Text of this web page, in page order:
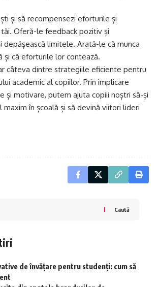
și să recompensezi eforturile și
Oferă-le feedback pozitiv și
depășească limitele. Arată-le că munca
și că eforturile lor contează.
câteva dintre strategiile eficiente pentru
academic al copiilor. Prin implicare
și motivare, putem ajuta copiii noștri să-și
în școală și să devină viitori lideri
Caută
de învățare pentru studenți: cum să